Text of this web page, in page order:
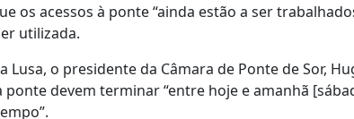
os acessos à ponte “ainda estão a ser
utilizada.
Lusa, o presidente da Câmara de Ponte de Sor,
ponte devem terminar “entre hoje e amanhã